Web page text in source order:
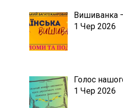
Вишиванка
1 Чер 2026
Голос
1 Чер 2026